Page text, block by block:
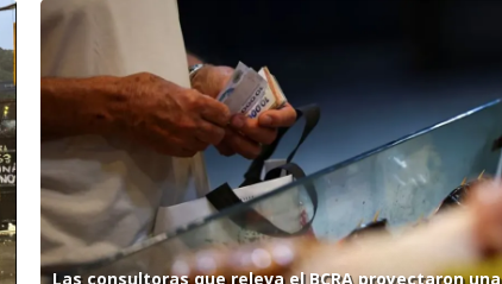
Las consultoras que releva el BCRA proyectaron una